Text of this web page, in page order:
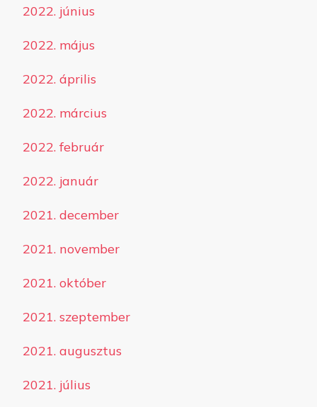
2022. június
2022. május
2022. április
2022. március
2022. február
2022. január
2021. december
2021. november
2021. október
2021. szeptember
2021. augusztus
2021. július